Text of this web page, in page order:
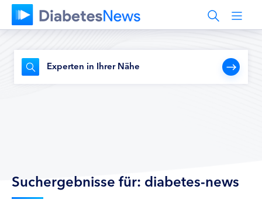
Experten in Ihrer Nähe
Suchergebnisse für: diabetes-news